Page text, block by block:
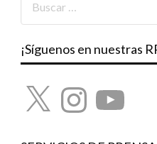
¡Síguenos en nuestras
X InstagramYouTube